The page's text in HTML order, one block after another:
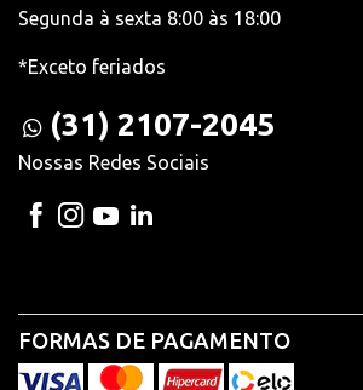
Segunda à sexta 8:00 às 18:00
*Exceto feriados
(31) 2107-2045
Nossas Redes Sociais
FORMAS DE PAGAMENTO